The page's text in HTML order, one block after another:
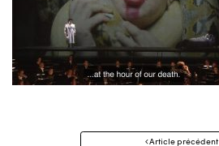
Navigation
Article précédent